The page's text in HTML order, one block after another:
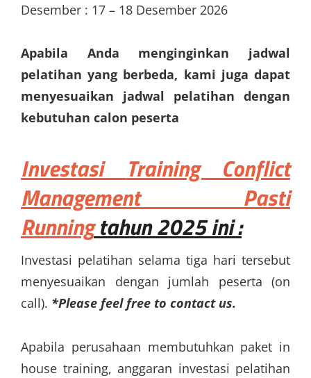
Desember : 17 – 18 Desember 2026
Apabila Anda menginginkan jadwal
pelatihan yang berbeda, kami juga dapat
menyesuaikan jadwal pelatihan dengan
kebutuhan calon peserta
Investasi
Training Conflict
Management Pasti
Running tahun 2025 ini :
Investasi pelatihan selama tiga hari tersebut
menyesuaikan dengan jumlah peserta (on
call). *Please feel free to contact us.
Apabila perusahaan membutuhkan paket in
house training, anggaran investasi pelatihan